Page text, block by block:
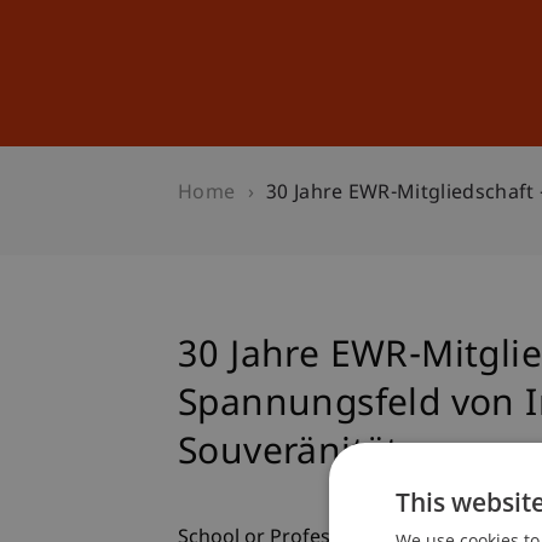
Home 30 Jahre EWR-
30 Jahre EWR-
Spannungsfeld von
Souveränität
This